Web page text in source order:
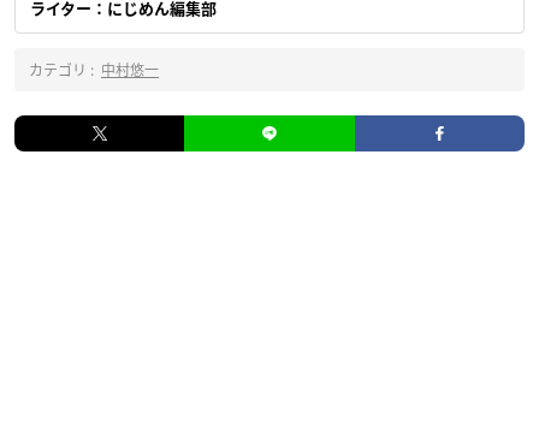
ライター：にじめん編集部
カテゴリ : 中村悠一